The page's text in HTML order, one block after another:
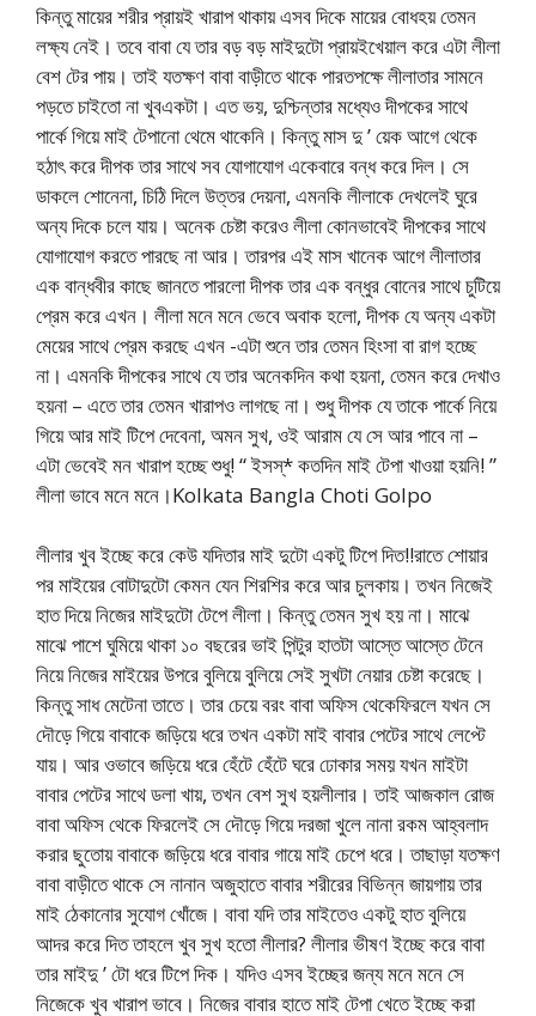
কিন্তু মায়ের শরীর প্রায়ই খারাপ থাকায় এসব দিকে মায়ের বোধহয় তেমন
লক্ষ্য নেই। তবে বাবা যে তার বড় বড় মাইদুটো প্রায়ইখেয়াল করে এটা লীলা
বেশ টের পায়। তাই যতক্ষণ বাবা বাড়ীতে থাকে পারতপক্ষে লীলাতার সামনে
পড়তে চাইতো না খুবএকটা। এত ভয়, দুশ্চিন্তার মধ্যেও দীপকের সাথে
পার্কে গিয়ে মাই টেপানো থেমে থাকেনি। কিন্তু মাস দু ’ য়েক আগে থেকে
হঠাৎ করে দীপক তার সাথে সব যোগাযোগ একেবারে বন্ধ করে দিল। সে
ডাকলে শোনেনা, চিঠি দিলে উত্তর দেয়না, এমনকি লীলাকে দেখলেই ঘুরে
অন্য দিকে চলে যায়। অনেক চেষ্টা করেও লীলা কোনভাবেই দীপকের সাথে
যোগাযোগ করতে পারছে না আর। তারপর এই মাস খানেক আগে লীলাতার
এক বান্ধবীর কাছে জানতে পারলো দীপক তার এক বন্ধুর বোনের সাথে চুটিয়ে
প্রেম করে এখন। লীলা মনে মনে ভেবে অবাক হলো, দীপক যে অন্য একটা
মেয়ের সাথে প্রেম করছে এখন -এটা শুনে তার তেমন হিংসা বা রাগ হচ্ছে
না। এমনকি দীপকের সাথে যে তার অনেকদিন কথা হয়না, তেমন করে দেখাও
হয়না – এতে তার তেমন খারাপও লাগছে না। শুধু দীপক যে তাকে পার্কে নিয়ে
গিয়ে আর মাই টিপে দেবেনা, অমন সুখ, ওই আরাম যে সে আর পাবে না –
এটা ভেবেই মন খারাপ হচ্ছে শুধু! “ ইসস্* কতদিন মাই টেপা খাওয়া হয়নি! ”
লীলা ভাবে মনে মনে।Kolkata Bangla Choti Golpo
লীলার খুব ইচ্ছে করে কেউ যদিতার মাই দুটো একটু টিপে দিত!!রাতে শোয়ার
পর মাইয়ের বোটাদুটো কেমন যেন শিরশির করে আর চুলকায়। তখন নিজেই
হাত দিয়ে নিজের মাইদুটো টেপে লীলা। কিন্তু তেমন সুখ হয় না। মাঝে
মাঝে পাশে ঘুমিয়ে থাকা ১০ বছরের ভাই পিন্টুর হাতটা আস্তে আস্তে টেনে
নিয়ে নিজের মাইয়ের উপরে বুলিয়ে বুলিয়ে সেই সুখটা নেয়ার চেষ্টা করেছে।
কিন্তু সাধ মেটেনা তাতে। তার চেয়ে বরং বাবা অফিস থেকেফিরলে যখন সে
দৌড়ে গিয়ে বাবাকে জড়িয়ে ধরে তখন একটা মাই বাবার পেটের সাথে লেপ্টে
যায়। আর ওভাবে জড়িয়ে ধরে হেঁটে হেঁটে ঘরে ঢোকার সময় যখন মাইটা
বাবার পেটের সাথে ডলা খায়, তখন বেশ সুখ হয়লীলার। তাই আজকাল রোজ
বাবা অফিস থেকে ফিরলেই সে দৌড়ে গিয়ে দরজা খুলে নানা রকম আহ্বলাদ
করার ছুতোয় বাবাকে জড়িয়ে ধরে বাবার গায়ে মাই চেপে ধরে। তাছাড়া যতক্ষণ
বাবা বাড়ীতে থাকে সে নানান অজুহাতে বাবার শরীরের বিভিন্ন জায়গায় তার
মাই ঠেকানোর সুযোগ খোঁজে। বাবা যদি তার মাইতেও একটু হাত বুলিয়ে
আদর করে দিত তাহলে খুব সুখ হতো লীলার? লীলার ভীষণ ইচ্ছে করে বাবা
তার মাইদু ’ টো ধরে টিপে দিক। যদিও এসব ইচ্ছের জন্য মনে মনে সে
নিজেকে খুব খারাপ ভাবে। নিজের বাবার হাতে মাই টেপা খেতে ইচ্ছে করা